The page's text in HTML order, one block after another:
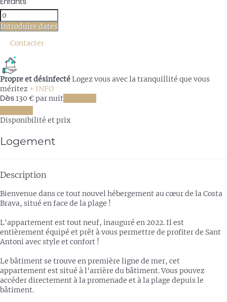
Introduire dates
Contacter
Propre et désinfectéLogez vous avec la tranquillité que vous
méritez + INFO
Dès130 € par nuit
Disponibilité et prix
Logement
Description
Bienvenue dans ce tout nouvel hébergement au cœur de la Costa
Brava, situé en face de la plage !
L'appartement est tout neuf, inauguré en 2022. Il est
entièrement équipé et prêt à vous permettre de profiter de Sant
Antoni avec style et confort !
Le bâtiment se trouve en première ligne de mer, cet
appartement est situé à l'arrière du bâtiment. Vous pouvez
accéder directement à la promenade et à la plage depuis le
bâtiment.